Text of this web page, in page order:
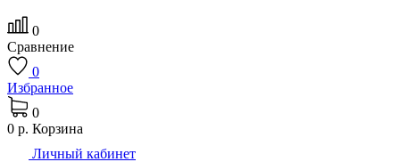
0
Сравнение
0
Избранное
0
0 р. Корзина
Личный кабинет